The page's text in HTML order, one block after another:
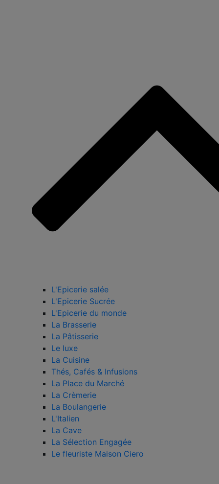
L'Epicerie salée
L'Epicerie Sucrée
L'Epicerie du monde
La Brasserie
La Pâtisserie
Le luxe
La Cuisine
Thés, Cafés & Infusions
La Place du Marché
La Crèmerie
La Boulangerie
L'Italien
La Cave
La Sélection Engagée
Le fleuriste Maison Ciero